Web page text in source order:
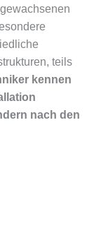
teils
kennen
nach den